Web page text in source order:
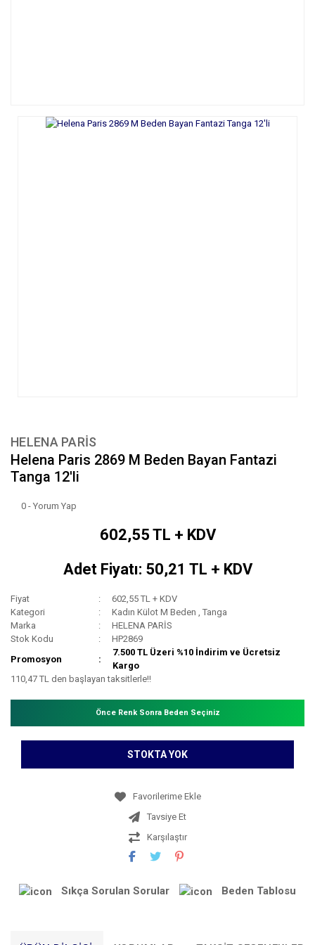
HELENA PARİS
Helena Paris 2869 M Beden Bayan Fantazi
Tanga 12'li
0 - Yorum Yap
602,55 TL + KDV
Adet Fiyatı: 50,21 TL + KDV
Fiyat
602,55 TL + KDV
Kategori
Kadın Külot M Beden ,Tanga
Marka
HELENA PARİS
Stok Kodu
HP2869
Promosyon
7.500 TL Üzeri %10 İndirim ve Ücretsiz
Kargo
110,47 TL den başlayan taksitlerle!!
Önce Renk Sonra Beden Seçiniz
STOKTA YOK
Tavsiye Et
Karşılaştır
Sıkça Sorulan Sorular Beden Tablosu